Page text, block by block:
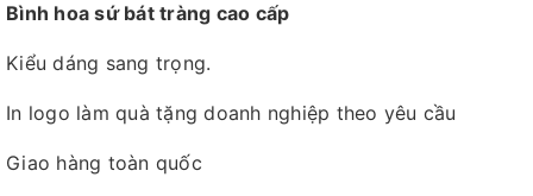
Bình hoa sứ bát tràng cao cấp
Kiểu dáng sang trọng.
In logo làm quà tặng doanh nghiệp theo yêu cầu
Giao hàng toàn quốc